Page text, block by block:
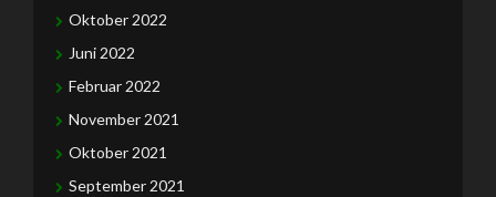
Oktober 2022
Juni 2022
Februar 2022
November 2021
Oktober 2021
September 2021